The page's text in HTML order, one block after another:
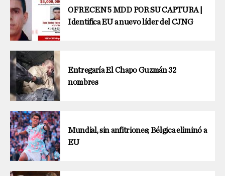
OFRECEN 5 MDD POR SU CAPTURA |
Identifica EU a nuevo líder del CJNG
Entregaría El Chapo Guzmán 32
nombres
Mundial, sin anfitriones; Bélgica eliminó a
EU